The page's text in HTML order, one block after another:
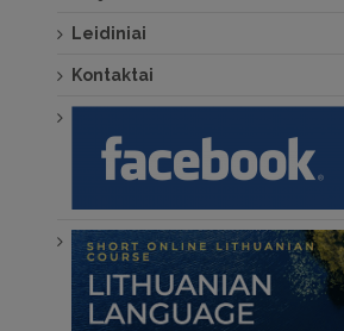
Leidiniai
Kontaktai